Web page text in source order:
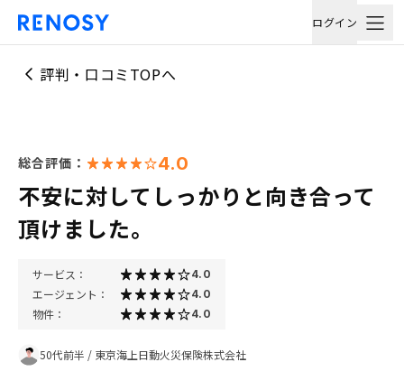
ログイン
評判・口コミTOPへ
総合評価： 4.0
不安に対してしっかりと向き合って
頂けました。
サービス： 4.0
エージェント： 4.0
物件： 4.0
50代前半 / 東京海上日動火災保険株式会社